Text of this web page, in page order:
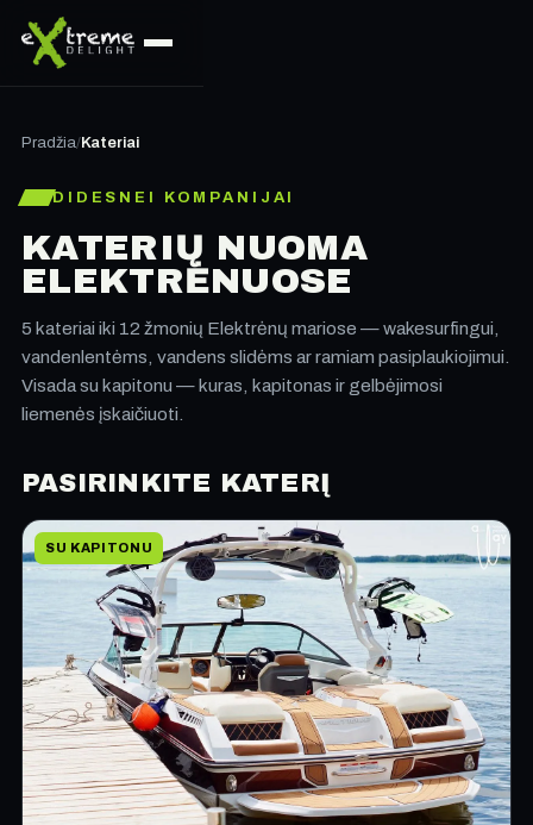
Pradžia/Kateriai
DIDESNEI KOMPANIJAI
KATERIŲ NUOMA
ELEKTRĖNUOSE
5 kateriai iki 12 žmonių Elektrėnų mariose — wakesurfingui,
vandenlentėms, vandens slidėms ar ramiam pasiplaukiojimui.
Visada su kapitonu — kuras, kapitonas ir gelbėjimosi
liemenės įskaičiuoti.
PASIRINKITE KATERĮ
SU KAPITONU